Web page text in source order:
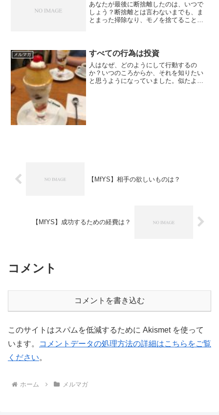
あなたが最後に断捨離したのは、いつで
しょう？断捨離とは言わないまでも、ま
とまった掃除なり、モノを捨てること、
好きじゃない…）で、８、...
メルマガ すべての行為は投資
人はなぜ、どのようにして行動するの
か？いつのころからか、それを知りたい
と思うようになっていました。似たよう
【MfYS】相手の欲しいものは？
【MfYS】成功するための経費は？
コメント
コメントを書き込む
このサイトはスパムを低減するために Akismet を使って
います。
コメントデータの処理方法の詳細はこちらをご覧
ください。
ホーム メルマガ